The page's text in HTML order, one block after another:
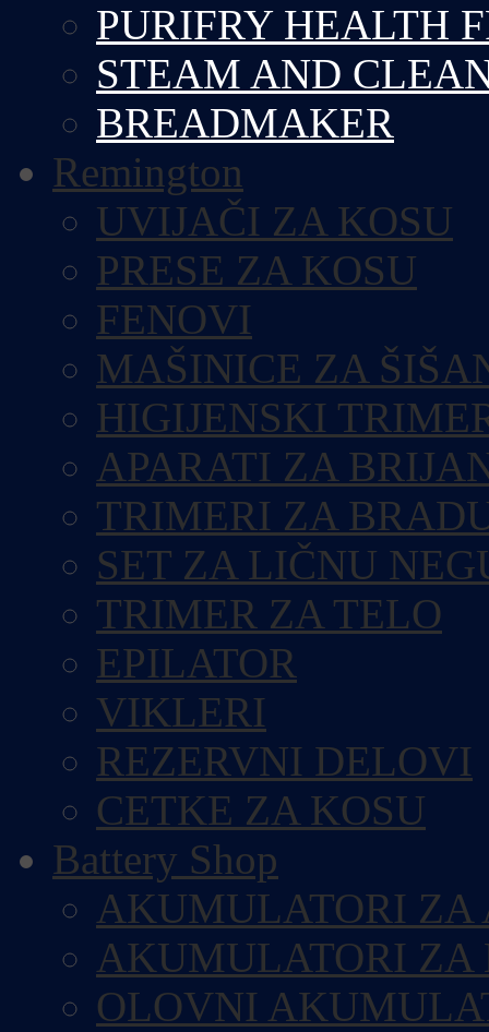
PURIFRY HEALTH
STEAM AND
BREADMAKER
Remington
UVIJAČI ZA KOSU
PRESE ZA KOSU
FENOVI
MAŠINICE ZA
HIGIJENSKI
APARATI ZA
TRIMERI ZA
SET ZA LIČNU
TRIMER ZA TELO
EPILATOR
VIKLERI
REZERVNI DELOVI
CETKE ZA KOSU
Battery Shop
AKUMULATORI ZA
AKUMULATORI ZA
OLOVNI